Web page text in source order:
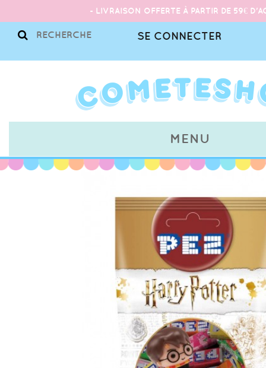
- LIVRAISON OFFERTE À PARTIR DE 59€
SE CONNECTER
MENU